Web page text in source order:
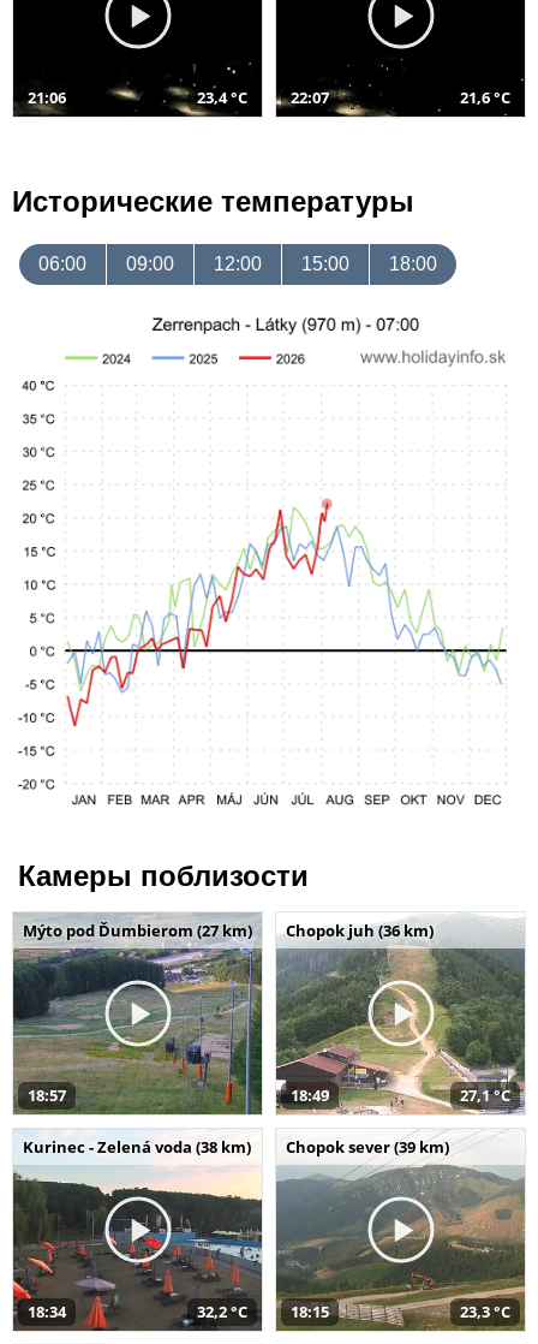
21:06 23,4 °C 22:07 21,6 °C
Исторические температуры
06:00 09:00 12:00 15:00 18:00
Камеры поблизости
Mýto pod Ďumbierom (27 km)
18:57
Chopok juh (36 km)
18:49 27,1 °C
Kurinec - Zelená voda (38 km)
18:34 32,2 °C
Chopok sever (39 km)
18:15 23,3 °C